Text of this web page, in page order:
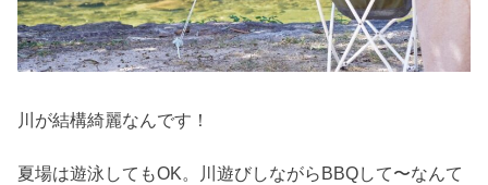
川が結構綺麗なんです！
夏場は遊泳してもOK。川遊びしながらBBQして〜なんて